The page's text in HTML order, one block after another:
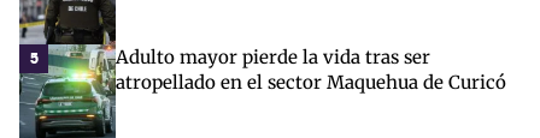
5
Adulto mayor pierde la vida tras ser
atropellado en el sector Maquehua de Curicó